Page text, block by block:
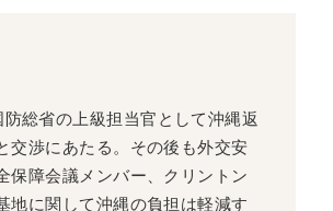
総省の上級担当官として沖縄返
交渉にあたる。その後も外交安
保障会議メンバー、クリントン
地に関して沖縄の負担は軽減す